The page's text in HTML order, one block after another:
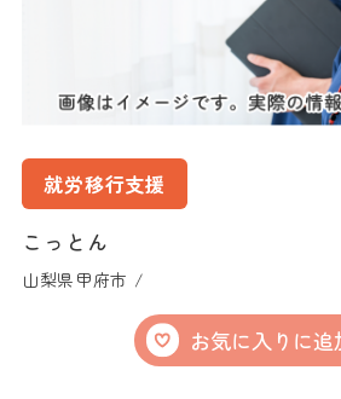
就労移行支援
こっとん
山梨県甲府市 /
お気に入りに追